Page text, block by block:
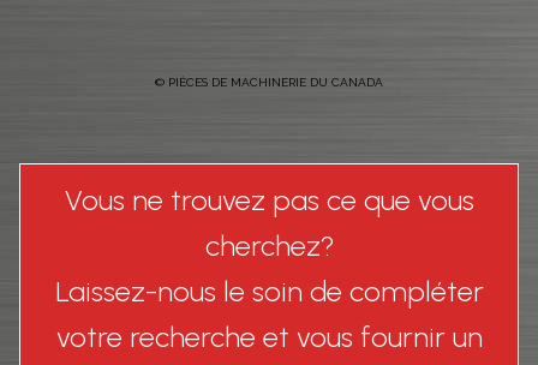
© PIÈCES DE MACHINERIE DU CANADA
Vous ne trouvez pas ce que vous
cherchez?
Laissez-nous le soin de compléter
votre recherche et vous fournir un